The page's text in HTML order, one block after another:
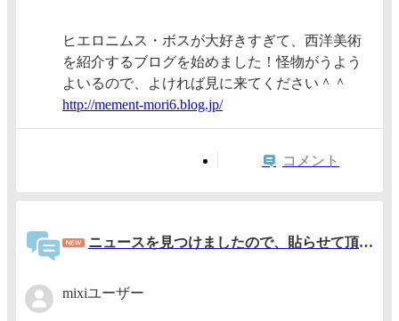
ヒエロニムス・ボスが大好きすぎて、西洋美術
を紹介するブログを始めました！怪物がうよう
よいるので、よければ見に来てください＾＾
http://mement-mori6.blog.jp/
コメント
ニュースを見つけましたので、貼らせて頂きます。
mixiユーザー